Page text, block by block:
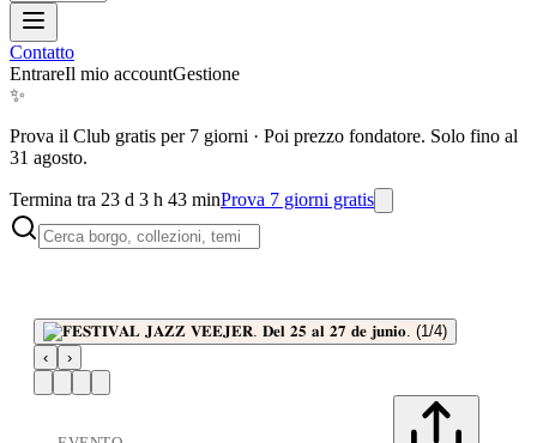
Contatto
EntrareIl mio accountGestione
✨
Prova il Club gratis per 7 giorni · Poi prezzo fondatore. Solo fino al
31 agosto.
Termina tra 23 d 3 h 43 minProva 7 giorni gratis
‹ ›